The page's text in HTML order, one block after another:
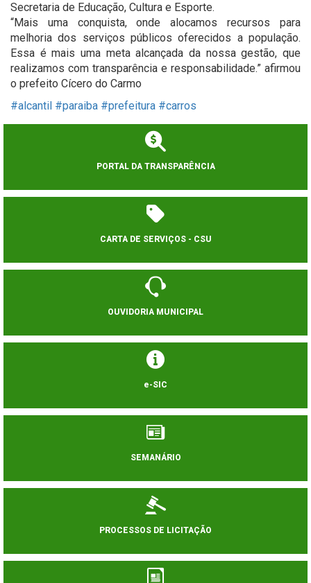
Secretaria de Educação, Cultura e Esporte.
“Mais uma conquista, onde alocamos recursos para
melhoria dos serviços públicos oferecidos a população.
Essa é mais uma meta alcançada da nossa gestão, que
realizamos com transparência e responsabilidade.” afirmou
o prefeito Cícero do Carmo
#alcantil #paraiba #prefeitura #carros
PORTAL DA TRANSPARÊNCIA
CARTA DE SERVIÇOS - CSU
OUVIDORIA MUNICIPAL
e-SIC
SEMANÁRIO
PROCESSOS DE LICITAÇÃO